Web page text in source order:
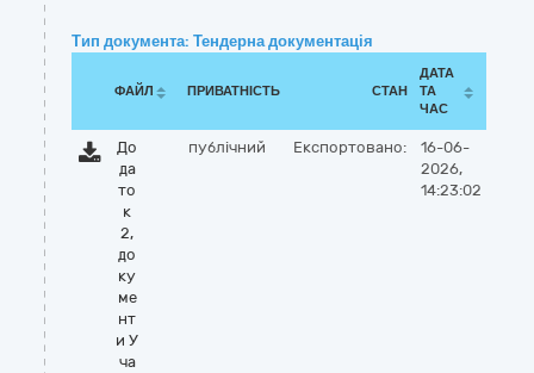
Тип документа: Тендерна документація
ФАЙЛ ПРИВАТНІСТЬ СТАН
ДАТА
ТА
ЧАС
До
да
то
к
2,
до
ку
ме
нт
и У
ча
публічний Експортовано:
16-06-
2026,
14:23:02